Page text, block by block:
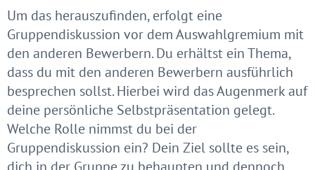
Um das herauszufinden, erfolgt eine
Gruppendiskussion vor dem Auswahlgremium mit
den anderen Bewerbern. Du erhältst ein Thema,
dass du mit den anderen Bewerbern ausführlich
besprechen sollst. Hierbei wird das Augenmerk auf
deine persönliche Selbstpräsentation gelegt.
Welche Rolle nimmst du bei der
Gruppendiskussion ein? Dein Ziel sollte es sein,
dich in der Gruppe zu behaupten und dennoch